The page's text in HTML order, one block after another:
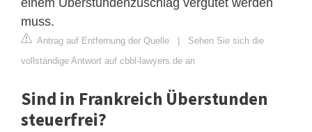
muss.
Antrag auf Entfernung der Quelle | Sehen Sie sich die
vollständige Antwort auf cbbl-lawyers.de an
Sind in Frankreich Überstunden
steuerfrei?